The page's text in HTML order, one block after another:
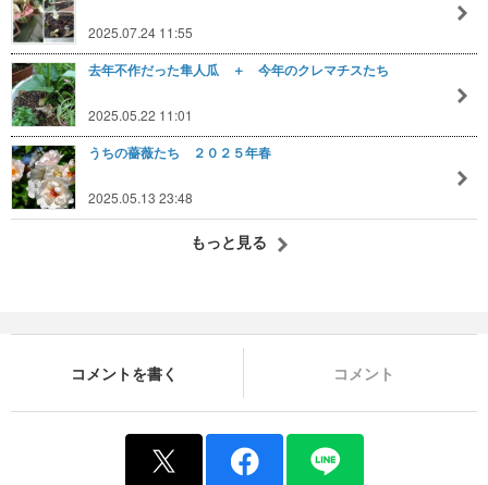
2025.07.24 11:55
去年不作だった隼人瓜 ＋ 今年のクレマチスたち
2025.05.22 11:01
うちの薔薇たち ２０２５年春
2025.05.13 23:48
もっと見る
コメントを書く コメント